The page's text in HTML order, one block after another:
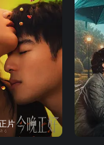
片